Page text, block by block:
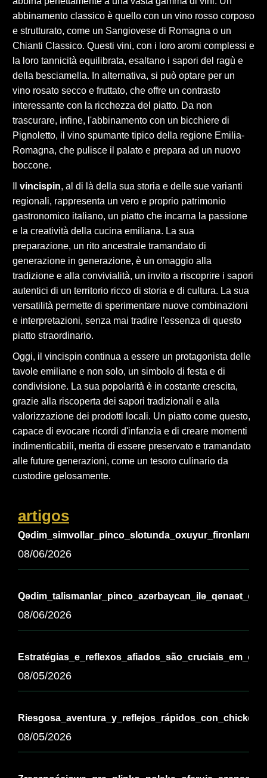
abbinamento classico è quello con un vino rosso corposo
e strutturato, come un Sangiovese di Romagna o un
Chianti Classico. Questi vini, con i loro aromi complessi e
la loro tannicità equilibrata, esaltano i sapori del ragù e
della besciamella. In alternativa, si può optare per un
vino rosato secco e fruttato, che offre un contrasto
interessante con la ricchezza del piatto. Da non
trascurare, infine, l'abbinamento con un bicchiere di
Pignoletto, il vino spumante tipico della regione Emilia-
Romagna, che pulisce il palato e prepara ad un nuovo
boccone.
vincispin, al di là della sua storia e delle sue varianti
regionali, rappresenta un vero e proprio patrimonio
gastronomico italiano, un piatto che incarna la passione
e la creatività della cucina emiliana. La sua
preparazione, un rito ancestrale tramandato di
generazione in generazione, è un omaggio alla
tradizione e alla convivialità, un invito a riscoprire i sapori
autentici di un territorio ricco di storia e di cultura. La sua
versatilità permette di sperimentare nuove combinazioni
e interpretazioni, senza mai tradire l'essenza di questo
piatto straordinario.
Oggi, il vincispin continua a essere un protagonista delle
tavole emiliane e non solo, un simbolo di festa e di
condivisione. La sua popolarità è in costante crescita,
grazie alla riscoperta dei sapori tradizionali e alla
valorizzazione dei prodotti locali. Un piatto come questo,
capace di evocare ricordi d'infanzia e di creare momenti
indimenticabili, merita di essere preservato e tramandato
alle future generazioni, come un tesoro culinario da
custodire gelosamente.
artigos
08/06/2026
08/06/2026
08/05/2026
08/05/2026